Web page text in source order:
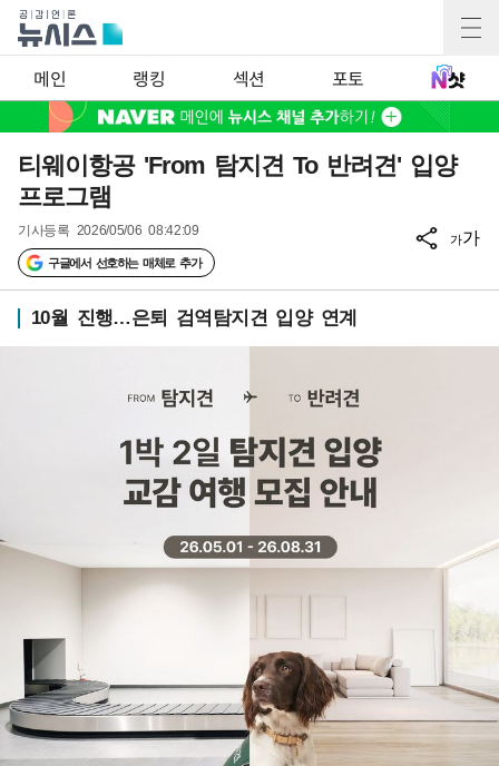
메인 랭킹 섹션 포토
티웨이항공 'From 탐지견 To 반려견' 입양
프로그램
기사등록 2026/05/06 08:42:09
구글에서 선호하는 매체로 추가
가가
10월 진행…은퇴 검역탐지견 입양 연계